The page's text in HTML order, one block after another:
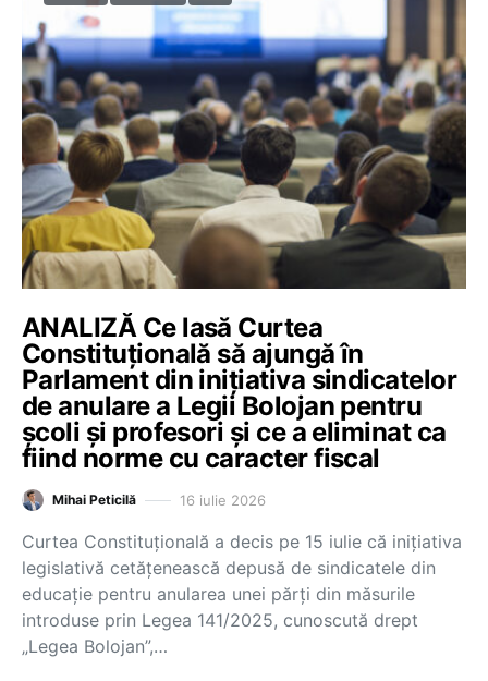
ANALIZĂ Ce lasă Curtea
Constituțională să ajungă în
Parlament din inițiativa sindicatelor
de anulare a Legii Bolojan pentru
școli și profesori și ce a eliminat ca
fiind norme cu caracter fiscal
Mihai Peticilă 16 iulie 2026
Curtea Constituțională a decis pe 15 iulie că inițiativa
legislativă cetățenească depusă de sindicatele din
educație pentru anularea unei părți din măsurile
introduse prin Legea 141/2025, cunoscută drept
„Legea Bolojan”,…